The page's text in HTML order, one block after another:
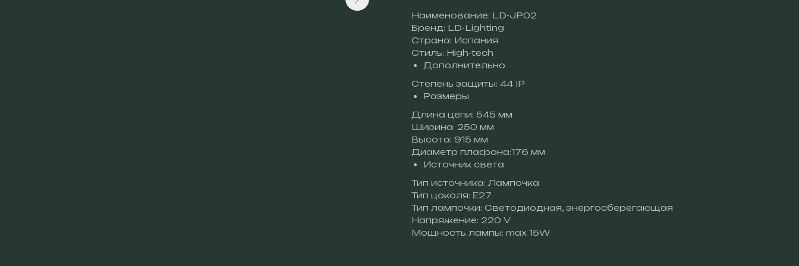
Наименование: LD-JP02
Бренд: LD-Lighting
Страна: Испания
Стиль: High-tech
Дополнительно
Степень защиты: 44 IP
Размеры
Длина цепи: 545 мм
Ширина: 250 мм
Высота: 915 мм
Диаметр плафона:176 мм
Источник света
Тип источника: Лампочка
Тип цоколя: E27
Тип лампочки: Светодиодная, энергосберегающая
Напряжение: 220 V
Мощность лампы: max 15W